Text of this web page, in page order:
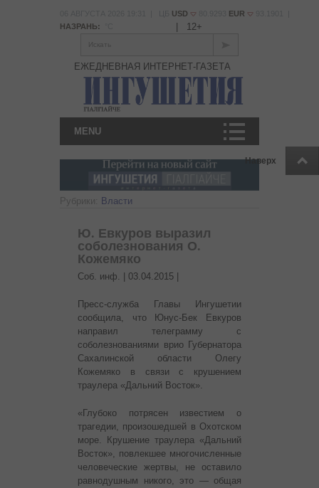
Наверх
USD EUR
НАЗРАНЬ:
12+
Искать
ЕЖЕДНЕВНАЯ ИНТЕРНЕТ-ГАЗЕТА
MENU
Рубрики: Власти
Ю. Евкуров выразил
соболезнования О.
Кожемяко
Соб. инф. | 03.04.2015
Пресс-служба Главы Ингушетии
сообщила, что Юнус-Бек Евкуров
направил телеграмму с
соболезнованиями врио Губернатора
Сахалинской области Олегу
Кожемяко в связи с крушением
траулера «Дальний Восток».
«Глубоко потрясен известием о
трагедии, произошедшей в Охотском
море. Крушение траулера «Дальний
Восток», повлекшее многочисленные
человеческие жертвы, не оставило
равнодушным никого, это — общая